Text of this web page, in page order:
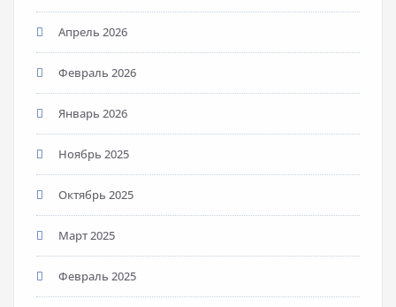
Апрель 2026
Февраль 2026
Январь 2026
Ноябрь 2025
Октябрь 2025
Март 2025
Февраль 2025